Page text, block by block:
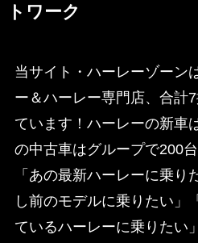
トワーク
当サイト・ハーレーゾーン
ー＆ハーレー専門店、合計
ています！ハーレーの新車
の中古車はグループで200
「あの最新ハーレーに乗り
し前のモデルに乗りたい」
ているハーレーに乗りたい